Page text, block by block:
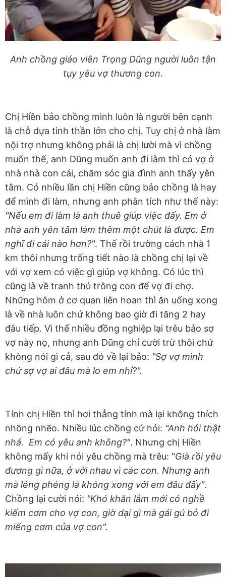
Anh chồng giáo viên Trọng Dũng người luôn tận
tụy yêu vợ thương con.
Chị Hiền bảo chồng mình luôn là người bên cạnh
là chỗ dựa tinh thần lớn cho chị. Tuy chị ở nhà làm
nội trợ nhưng không phải là chị lười mà vì chồng
muốn thế, anh Dũng muốn anh đi làm thì có vợ ở
nhà nhà con cái, chăm sóc gia đình anh thấy yên
tâm. Có nhiều lần chị Hiền cũng bảo chồng là hay
để mình đi làm, nhưng anh phân tích như thế này:
"Nếu em đi làm là anh thuê giúp việc đấy. Em ở
nhà anh yên tâm làm thêm một chút là được. Em
nghĩ đi cái nào hơn?". Thế rồi trường cách nhà 1
km thôi nhưng trống tiết nào là chồng chị lại về
với vợ xem có việc gì giúp vợ không. Có lúc thì
cũng là về tranh thủ trông con để vợ đi chợ.
Những hôm ở cơ quan liên hoan thì ăn uống xong
là về nhà luôn chứ không bao giờ đi tăng 2 hay
đâu tiếp. Vì thế nhiều đồng nghiệp lại trêu bảo sợ
vợ này nọ, nhưng anh Dũng chỉ cười trừ thôi chứ
không nói gì cả, sau đó về lại bảo: "Sợ vợ mình
chứ sợ vợ ai đâu mà lo em nhỉ?".
Tính chị Hiền thì hơi thẳng tính mà lại không thích
nhõng nhẽo. Nhiều lúc chồng cứ hỏi: "Anh hỏi thật
nhá. Em có yêu anh không?". Nhưng chị Hiền
không mấy khi nói yêu chồng mà trêu: "Già rồi yêu
đương gì nữa, ở với nhau vì các con. Nhưng anh
mà léng phéng là không xong với em đâu đấy".
Chồng lại cười nói: "Khó khăn lắm mới có nghề
kiếm cơm cho vợ con, giờ dại gì mà gái gú bỏ đi
miếng cơm của vợ con".